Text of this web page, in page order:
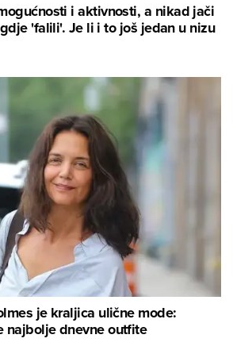
i aktivnosti, a nikad jači
'falili'. Je li i to još jedan u nizu
je kraljica ulične mode:
najbolje dnevne outfite